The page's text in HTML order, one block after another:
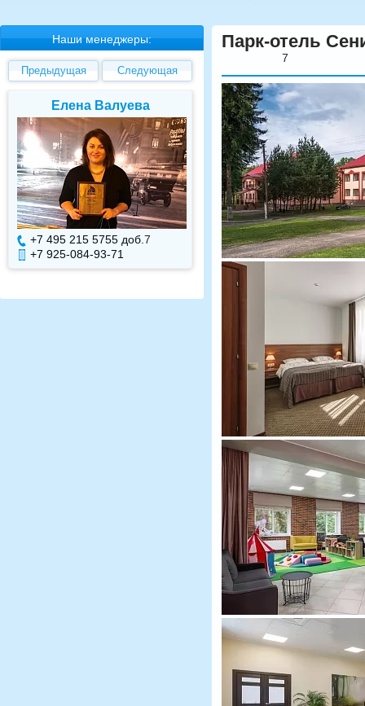
Наши менеджеры:
Предыдущая Следующая
Елена Валуева
+7 495 215 5755 доб. 7
+7 925-084-93-71
Светлана
+7 495 215 5755 доб.
+7 925-084-93-70
Парк-отель
7